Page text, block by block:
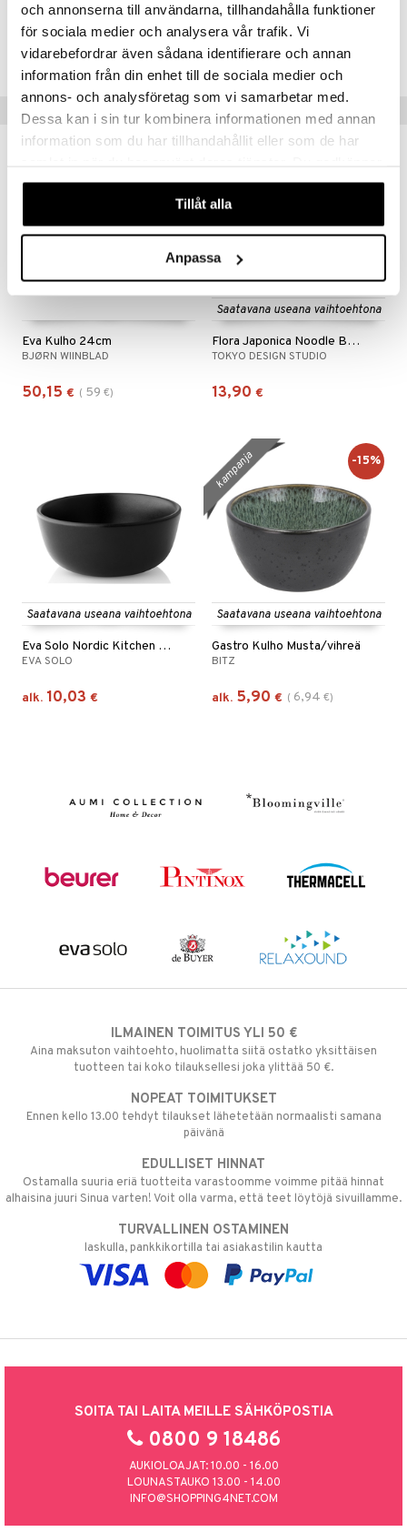
och annonserna till användarna, tillhandahålla funktioner
för sociala medier och analysera vår trafik. Vi
vidarebefordrar även sådana identifierare och annan
information från din enhet till de sociala medier och
annons- och analysföretag som vi samarbetar med.
Dessa kan i sin tur kombinera informationen med annan
information som du har tillhandahållit eller som de har
våra cookies vid fortsatt användande av vår webbplats.
Tillåt alla
Anpassa
Tuotenumero
IUB53-1-XX
Suositut tuotteet
Eva Kulho 24cm
BJØRN WIINBLAD
50,15 € ( 59 €)
Saatavana useana vaihtoehtona
Flora Japonica Noodle Bowl 20.3cm
TOKYO DESIGN STUDIO
13,90 €
Saatavana useana vaihtoehtona
Eva Solo Nordic Kitchen Kulho
EVA SOLO
alk. 10,03 €
Saatavana useana vaihtoehtona
Gastro Kulho Musta/vihreä
BITZ
alk. 5,90 € ( 6,94 €)
kampanja -15%
ILMAINEN TOIMITUS YLI 50 €
Aina maksuton vaihtoehto, huolimatta siitä ostatko yksittäisen
tuotteen tai koko tilauksellesi joka ylittää 50 €.
NOPEAT TOIMITUKSET
Ennen kello 13.00 tehdyt tilaukset lähetetään normaalisti samana
päivänä
EDULLISET HINNAT
Ostamalla suuria eriä tuotteita varastoomme voimme pitää hinnat
alhaisina juuri Sinua varten! Voit olla varma, että teet löytöjä sivuillamme.
TURVALLINEN OSTAMINEN
laskulla, pankkikortilla tai asiakastilin kautta
SOITA TAI LAITA MEILLE SÄHKÖPOSTIA
0800 9 18486
AUKIOLOAJAT: 10.00 - 16.00
LOUNASTAUKO 13.00 - 14.00
INFO@SHOPPING4NET.COM